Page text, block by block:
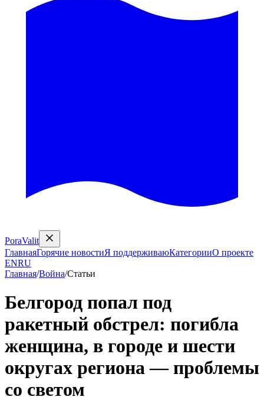
PoraValit
ГлавнаяГорячие новостиЯ поддерживаюКатегорииО проекте
ENRU
Главная/Война/Статьи
Белгород попал под
ракетный обстрел: погибла
женщина, в городе и шести
округах региона — проблемы
со светом